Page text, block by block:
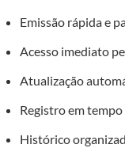
Emissão rápida e
Acesso imediato
Atualização
Registro em tempo
Histórico